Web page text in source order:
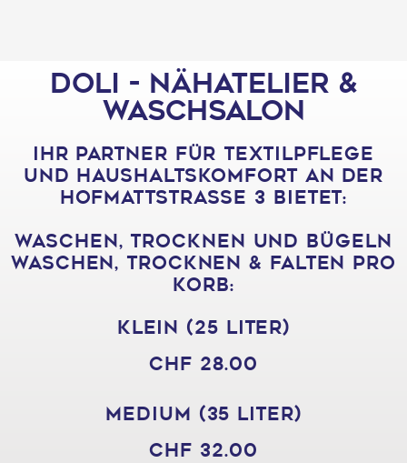
Doli - Nähatelier &
Waschsalon
ihr Partner für Textilpflege
und Haushaltskomfort an der
Hofmattstrasse 3 bietet:
Waschen, Trocknen und Bügeln
Waschen, Trocknen & Falten pro
Korb:
Klein (25 Liter)
CHF 28.00
Medium (35 Liter)
CHF 32.00